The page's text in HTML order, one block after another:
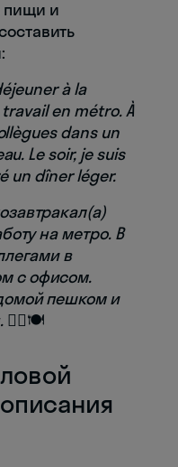
пищи и
à la
en métro. À
dans un
Le soir, je suis
un dîner léger.
на метро. В
в
с офисом.
пешком и
🚶‍♂️🍽️